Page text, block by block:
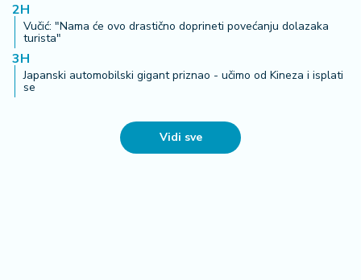
2H
Vučić: "Nama će ovo drastično doprineti povećanju dolazaka
turista"
3H
Japanski automobilski gigant priznao - učimo od Kineza i isplati
se
Vidi sve